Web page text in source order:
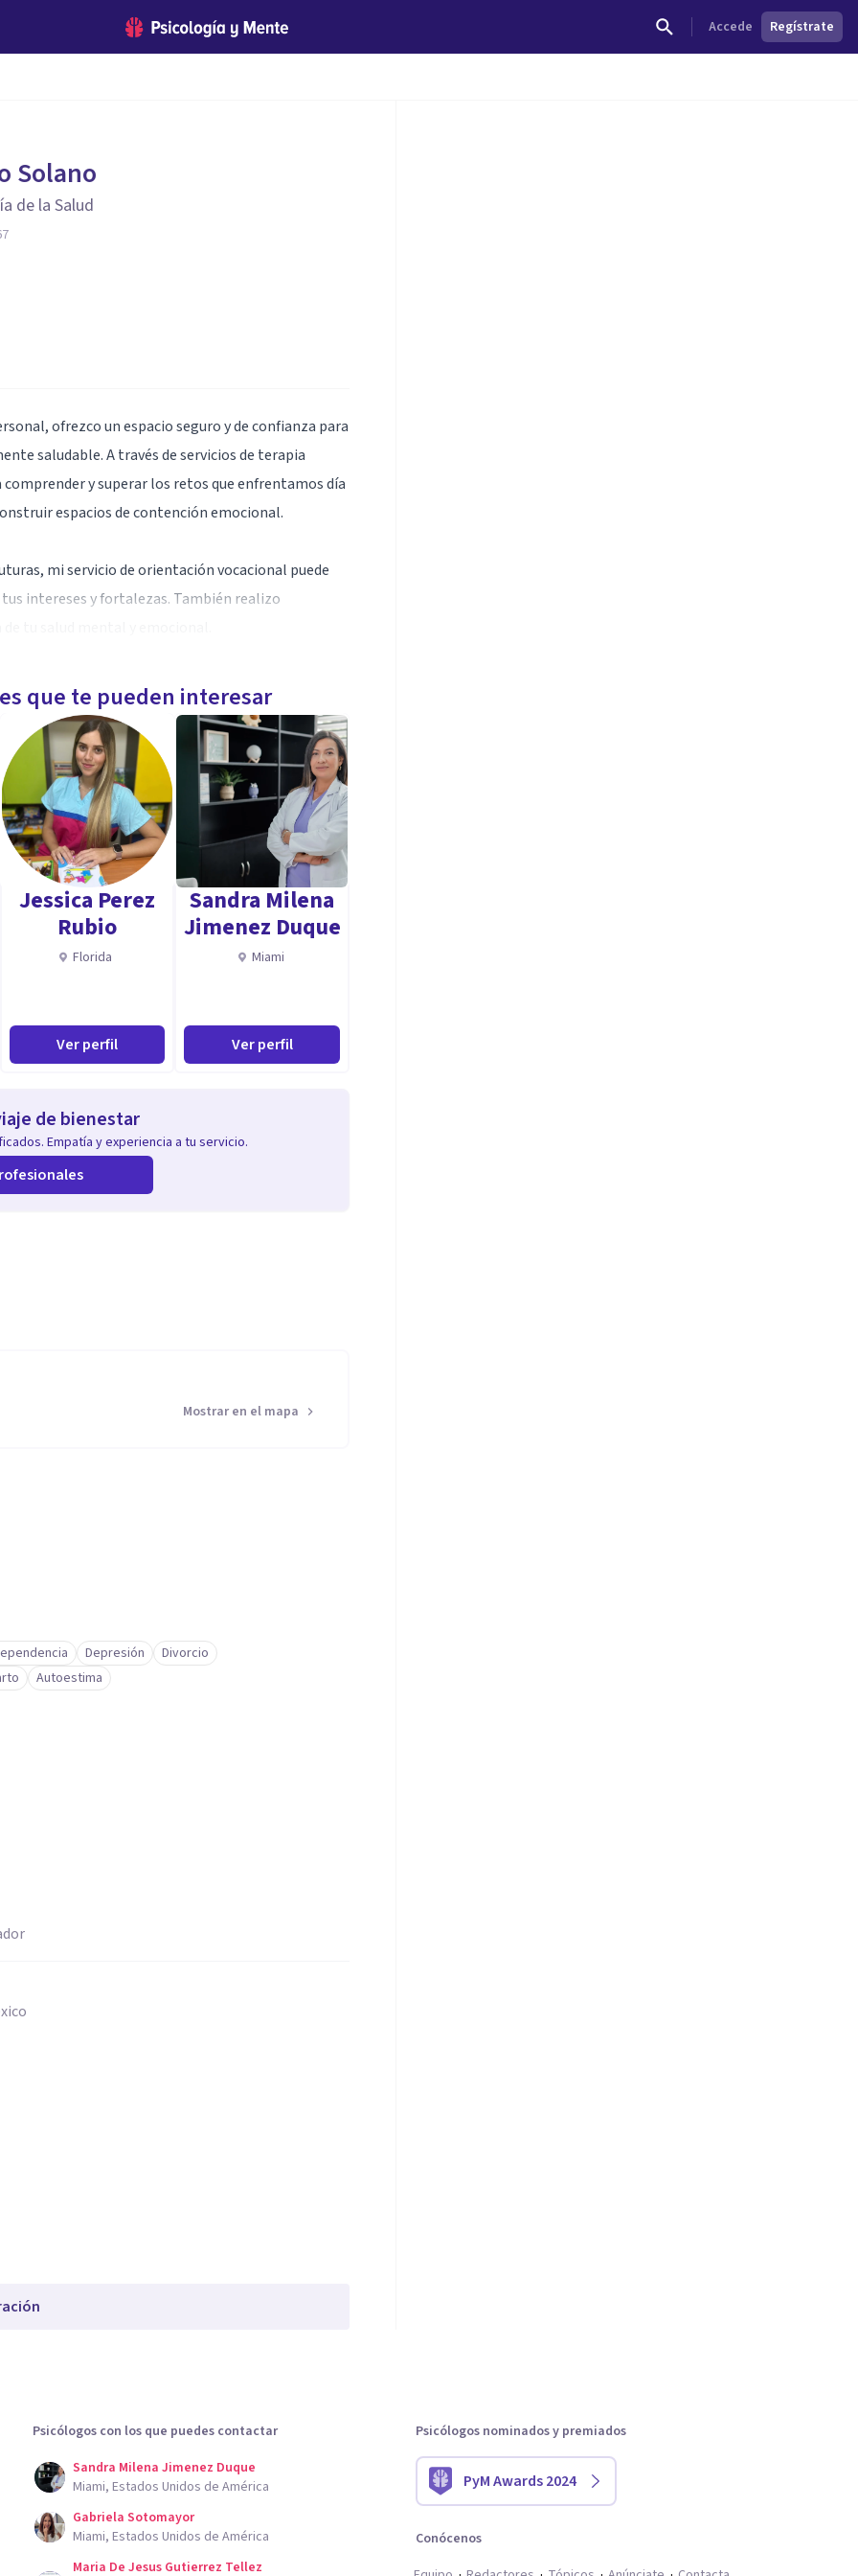
Accede Regístrate
Solano
de la Salud
ofrezco un espacio seguro y de confianza para
saludable. A través de servicios de terapia
y superar los retos que enfrentamos día
espacios de contención emocional.
mi servicio de orientación vocacional puede
intereses y fortalezas. También realizo
adultos de entre 16 y 50 años, me comprometo a
que buscas.
abordar los problemas tanto individuales
espacio de confianza y escucha activa,
y establecer de manera adecuada sus
para mejorar tu salud mental
ha permitido explorar el ambito de la psicologia
espacio de escucha activa y de contencion,
su propio camino
que te pueden interesar
Jessica Perez
Rubio
Florida
Ver perfil
Sandra Milena
Jimenez Duque
Miami
Ver perfil
de bienestar
Empatía y experiencia a tu servicio.
Mostrar en el mapa
Depresión
Divorcio
Autoestima
Psicólogos con los que puedes contactar
Sandra Milena Jimenez Duque
Miami, Estados Unidos de América
Gabriela Sotomayor
Miami, Estados Unidos de América
Maria De Jesus Gutierrez Tellez
Psicólogos nominados y premiados
PyM Awards 2024
Conócenos